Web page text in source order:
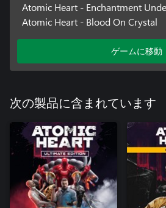
Atomic Heart - Enchantment
Atomic Heart - Blood On Crystal
ゲームに移動
次の製品に含まれています